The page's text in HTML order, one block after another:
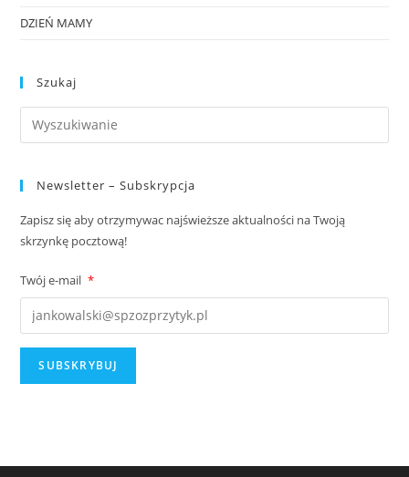
DZIEŃ MAMY
Szukaj
Newsletter – Subskrypcja
Zapisz się aby otrzymywac najświeższe aktualności na Twoją
skrzynkę pocztową!
Twój e-mail *